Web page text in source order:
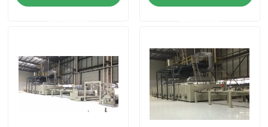
nouvelles
machine de finissage de stenter
stenter d'arrangement de la chaleur